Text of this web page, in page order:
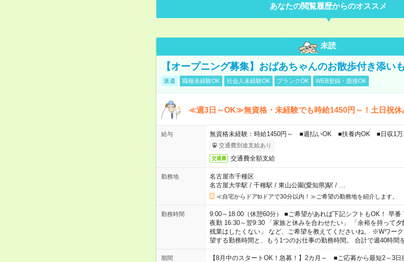
あなたの閲覧履歴からのオススメ
未読
【オープニング募集】おばあちゃんのお散歩付き添い
派遣 職種未経験OK 社会人未経験OK ブランクOK WEB登録・面接OK
≪週3日～OK≫無資格・未経験でも時給1450円～！土日祝休
給与 無資格未経験：時給1450円～ ■週払いOK ■扶養内OK ■日収1万
交通費別途支給あり
交通費 交通費全額支給
勤務地
名古屋市千種区
名古屋大学駅 / 千種駅 / 東山公園(愛知県)駅 /
≪自宅からドアtoドアで30分以内！≫ご希望の勤務地を紹介します。
勤務時間
9:00～18:00（休憩60分） ■ご希望があれば下記シフトもOK！ 早番
夜勤 16:30～翌9:30 「家族と休みを合わせたい」 「余裕を持って
残業はしたくない」 など、ご希望を教えてくださいね。 ※Wワー
望する勤務時間と、もう1つのお仕事の勤務時間。 合計で週40時間
期間 【8月中のスタートOK！急募！】2カ月～ ■ご応募から最短2～3日